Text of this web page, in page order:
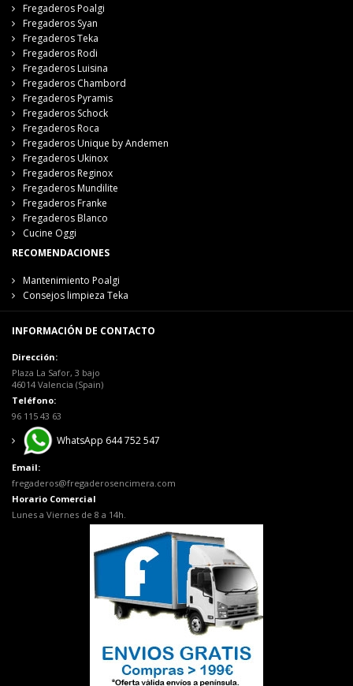
Fregaderos Poalgi
Fregaderos Syan
Fregaderos Teka
Fregaderos Rodi
Fregaderos Luisina
Fregaderos Chambord
Fregaderos Pyramis
Fregaderos Schock
Fregaderos Roca
Fregaderos Unique by Andemen
Fregaderos Ukinox
Fregaderos Reginox
Fregaderos Mundilite
Fregaderos Franke
Fregaderos Blanco
Cucine Oggi
RECOMENDACIONES
Mantenimiento Poalgi
Consejos limpieza Teka
INFORMACIÓN DE CONTACTO
Dirección:
Plaza La Safor, 3 bajo
46014 Valencia (Spain)
Teléfono:
96 115 43 63
WhatsApp 644 752 547
Email:
fregaderos@fregaderosencimera.com
Horario Comercial
Lunes a Viernes de 8 a 14h.